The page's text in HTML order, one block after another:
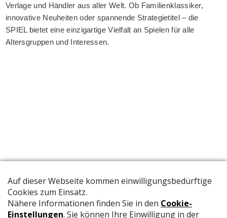
Verlage und Händler aus aller Welt. Ob Familienklassiker,
innovative Neuheiten oder spannende Strategietitel – die
SPIEL bietet eine einzigartige Vielfalt an Spielen für alle
Altersgruppen und Interessen.